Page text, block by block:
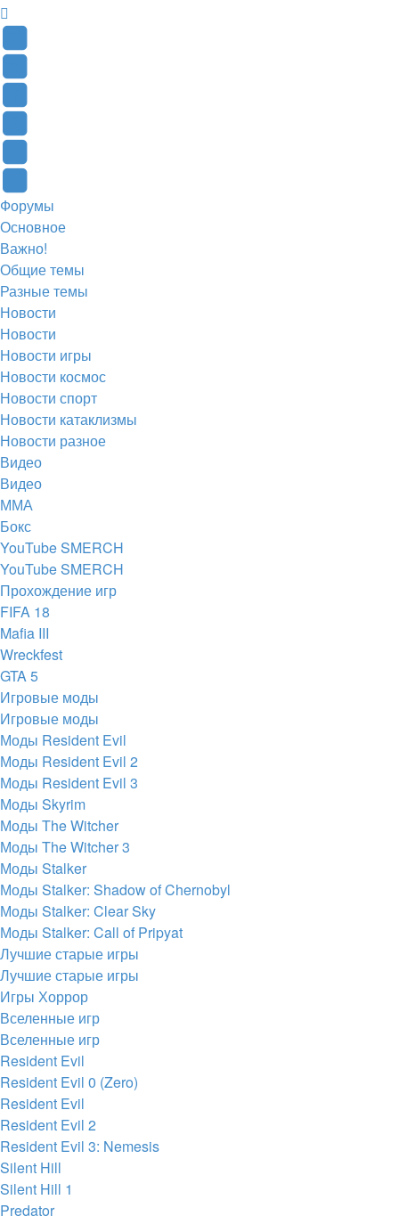
вкладке)
вкладке)
новой
вкладке)
в
новой
вкладке)
(Откроется
в
новой
вкладке)
Форумы
Основное
Важно!
Общие темы
Разные темы
Новости
Новости
Новости игры
Новости космос
Новости спорт
Новости катаклизмы
Новости разное
Видео
Видео
ММА
Бокс
YouTube SMERCH
YouTube SMERCH
Прохождение игр
FIFA 18
Mafia III
Wreckfest
GTA 5
Игровые моды
Игровые моды
Моды Resident Evil
Моды Resident Evil 2
Моды Resident Evil 3
Моды Skyrim
Моды The Witcher
Моды The Witcher 3
Моды Stalker
Моды Stalker: Shadow of Chernobyl
Моды Stalker: Clear Sky
Моды Stalker: Call of Pripyat
Лучшие старые игры
Лучшие старые игры
Игры Хоррор
Вселенные игр
Вселенные игр
Resident Evil
Resident Evil 0 (Zero)
Resident Evil
Resident Evil 2
Resident Evil 3: Nemesis
Silent Hill
Silent Hill 1
Predator